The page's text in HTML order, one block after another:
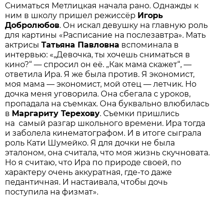
Сниматься Метлицкая начала рано. Однажды к
ним в школу пришел режиссёр Игорь
Добролюбов. Он искал девушку на главную роль
для картины «Расписание на послезавтра». Мать
актрисыТатьяна Павловна вспоминала в
интервью: «„Девочка, ты хочешь сниматься в
кино?“ — спросил он её. „Как мама скажет“, —
ответила Ира. Я же была против. Я экономист,
моя мама — экономист, мой отец — летчик. Но
дочка меня уговорила. Она сбегала с уроков,
пропадала на съемках. Она буквально влюбилась
в Маргариту Терехову. Съемки пришлись
на самый разгар школьного времени. Ира тогда
и заболела кинематографом. И в итоге сыграла
роль Кати Шумейко. Я для дочки не была
эталоном, она считала, что моя жизнь скучновата.
Но я считаю, что Ира по природе своей, по
характеру очень аккуратная, где-то даже
педантичная. И настаивала, чтобы дочь
поступила на физмат».